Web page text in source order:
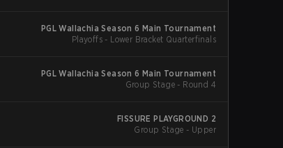
PGL Wallachia Season 6 Main Tournament
Playoffs - Lower Bracket Quarterfinals
PGL Wallachia Season 6 Main Tournament
Group Stage - Round 4
FISSURE PLAYGROUND 2
Group Stage - Upper